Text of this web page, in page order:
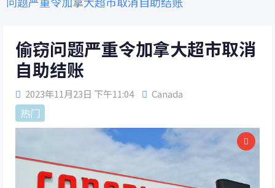
偷窃问题严重令加拿大超市取消
自助结账
2023年11月23日 下午11:04 Canada
热门